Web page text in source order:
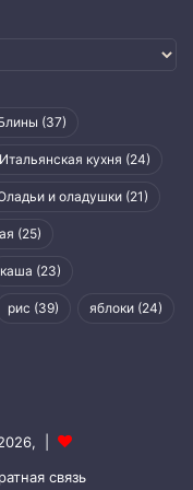
(37)
Итальянская кухня (24)
и оладушки (21)
(25)
каша (23)
рис (39) яблоки (24)
|
связь